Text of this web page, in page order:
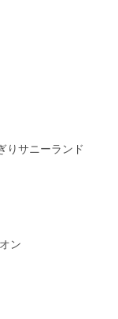
サニーランド
ン